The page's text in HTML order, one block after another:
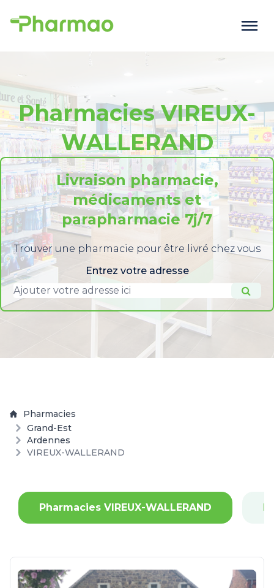
Pharmacies VIREUX-
WALLERAND
Livraison pharmacie,
médicaments et
parapharmacie 7j/7
Trouver une pharmacie pour être livré chez vous
Entrez votre adresse
Pharmacies
Grand-Est
Ardennes
VIREUX-WALLERAND
Pharmacies VIREUX-WALLERAND